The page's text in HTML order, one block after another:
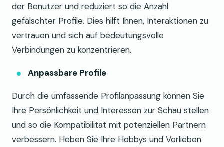
der Benutzer und reduziert so die Anzahl
gefälschter Profile. Dies hilft Ihnen, Interaktionen zu
vertrauen und sich auf bedeutungsvolle
Verbindungen zu konzentrieren.
Anpassbare Profile
Durch die umfassende Profilanpassung können Sie
Ihre Persönlichkeit und Interessen zur Schau stellen
und so die Kompatibilität mit potenziellen Partnern
verbessern. Heben Sie Ihre Hobbys und Vorlieben